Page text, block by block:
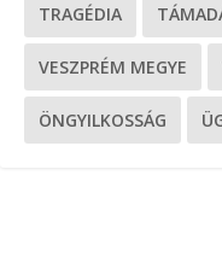
TRAGÉDIA
VESZPRÉM MEGYE
ÖNGYILKOSSÁG